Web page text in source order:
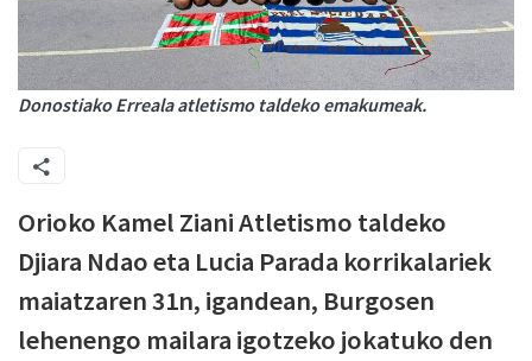
Donostiako Erreala atletismo taldeko emakumeak.
Orioko Kamel Ziani Atletismo taldeko
Djiara Ndao eta Lucia Parada korrikalariek
maiatzaren 31n, igandean, Burgosen
lehenengo mailara igotzeko jokatuko den